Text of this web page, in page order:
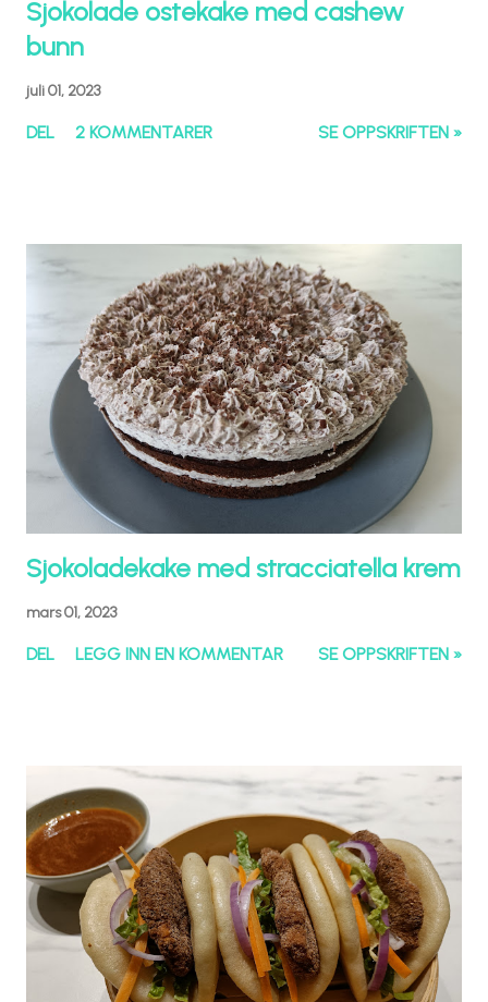
Sjokolade ostekake med cashew
bunn
juli 01, 2023
DEL 2 KOMMENTARER SE OPPSKRIFTEN »
Sjokoladekake med stracciatella krem
mars 01, 2023
DEL LEGG INN EN KOMMENTAR SE OPPSKRIFTEN »